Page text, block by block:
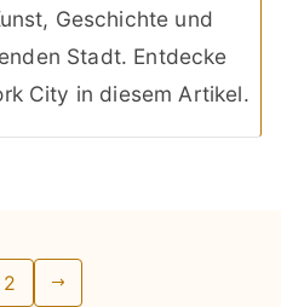
Geschichte und
Stadt. Entdecke
City in diesem Artikel.
2